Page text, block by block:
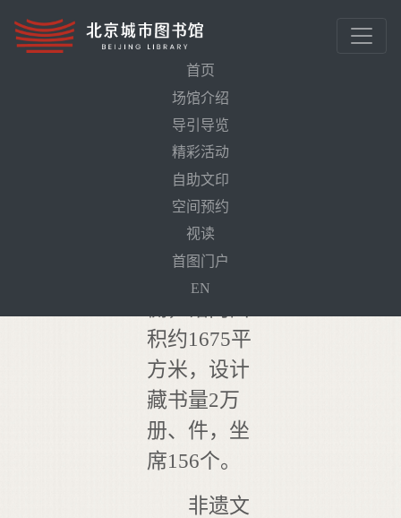
首页
场馆介绍
导引导览
精彩活动
自助文印
空间预约
视读
首图门户
EN
非遗文献馆
非遗文
献馆/地方
文献馆位于
一层东南
积约1675平
方米，设计
藏书量2万
册、件，坐
席156个。
非遗文